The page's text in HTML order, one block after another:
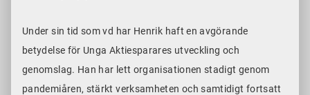
Under sin tid som vd har Henrik haft en avgörande
betydelse för Unga Aktiesparares utveckling och
genomslag. Han har lett organisationen stadigt genom
pandemiåren, stärkt verksamheten och samtidigt fortsatt